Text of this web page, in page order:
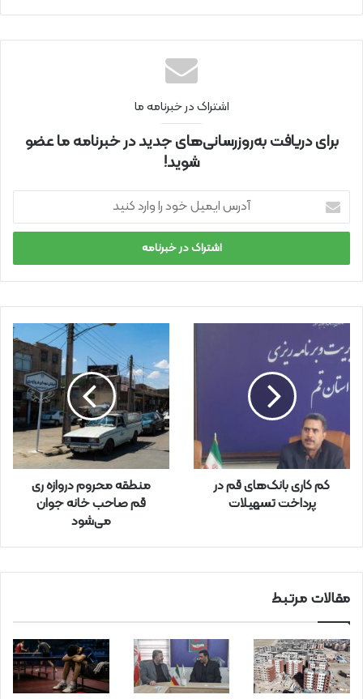
نتی
اشتراک در خبرنامه ما
برای دریافت به‌روزرسانی‌های جدید در خبرنامه ما عضو
شوید!
ر
ا
ی
خ
د
و
ر
کم کاری بانک‌های قم در
پرداخت تسهیلات
منطقه محروم دروازه ری
قم صاحب خانه جوان
می‌شود
مقالات مرتبط